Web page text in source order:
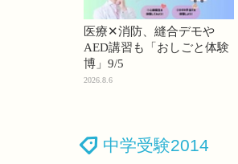
医療✕消防、縫合デモや
AED講習も「おしごと体験
博」9/5
2026.8.6
中学受験2014